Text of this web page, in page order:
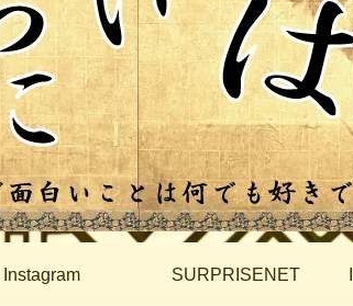
Instagram SURPRISENET